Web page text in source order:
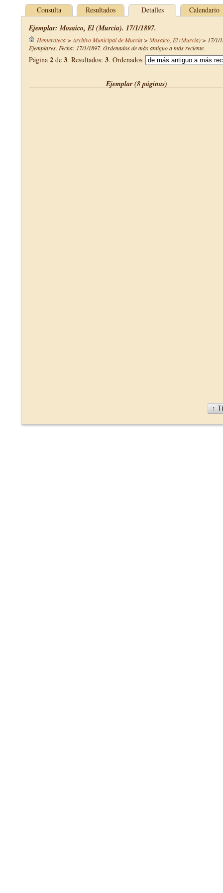
Consulta Resultados Detalles Calendario
Ejemplar: Mosaico, El (Murcia). 17/1/1897.
Hemeroteca> Archivo Municipal de Murcia> Mosaico, El (Murcia)> 17/1/
Ejemplares. Fecha: 17/1/1897. Ordenados de más antiguo a más reciente.
Página 2 de 3. Resultados: 3. Ordenados
Ejemplar (8 páginas)